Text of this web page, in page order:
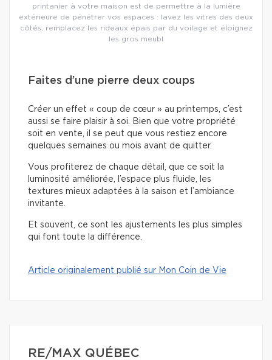
printanier à votre maison est de permettre à la lumière
extérieure de pénétrer vos espaces : lavez les vitres des deux
côtés, remplacez les rideaux épais par du voilage et éloignez
les gros meubl
Faites d’une pierre deux coups
Créer un effet « coup de cœur » au printemps, c’est
aussi se faire plaisir à soi. Bien que votre propriété
soit en vente, il se peut que vous restiez encore
quelques semaines ou mois avant de quitter.
Vous profiterez de chaque détail, que ce soit la
luminosité améliorée, l’espace plus fluide, les
textures mieux adaptées à la saison et l’ambiance
invitante.
Et souvent, ce sont les ajustements les plus simples
qui font toute la différence.
Article originalement publié sur Mon Coin de Vie
RE/MAX QUÉBEC